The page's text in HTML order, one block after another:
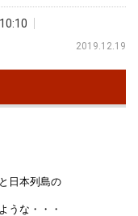
2019.12.19
日本列島の
うな・・・